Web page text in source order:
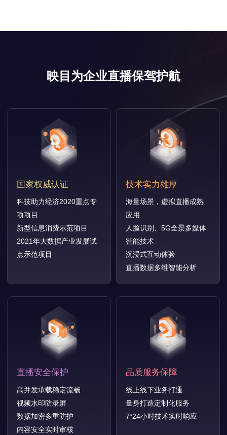
映目为企业直播保驾护航
国家权威认证
科技助力经济2020重点专
项项目
新型信息消费示范项目
2021年大数据产业发展试
点示范项目
技术实力雄厚
海量场景，虚拟直播成熟
应用
人脸识别、5G全景多媒体
智能技术
沉浸式互动体验
直播数据多维智能分析
直播安全保护
高并发承载稳定流畅
视频水印防录屏
数据加密多重防护
内容安全实时审核
品质服务保障
线上线下业务打通
量身打造定制化服务
7*24小时技术实时响应